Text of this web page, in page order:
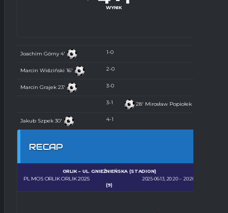
WYNIK
Joachim Górny4' 1-0
Marcin Widziński 16' 2-0
Marcin Grajek23' 3-0
3-1 28' Mirosław Popiołek
Jakub Szpek30' 4-1
RECAP
PL MOS ORLIK ORLIK 2025
ORLIK – UL. GNIEŹNIEŃSKA (STADION)
2025-06-13, 20:20
20:20
(9)